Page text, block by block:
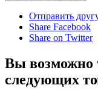
Отправить
Share Facebook
Share on Twitter
Вы возможно
следующих